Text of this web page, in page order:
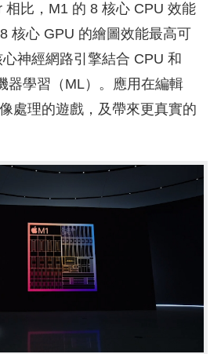
相比，M1 的 8 核心 CPU 效能
核心 GPU 的繪圖效能最高可
神經網路引擎結合 CPU 和
器學習（ML）。應用在編輯
處理的遊戲，及帶來更真實的